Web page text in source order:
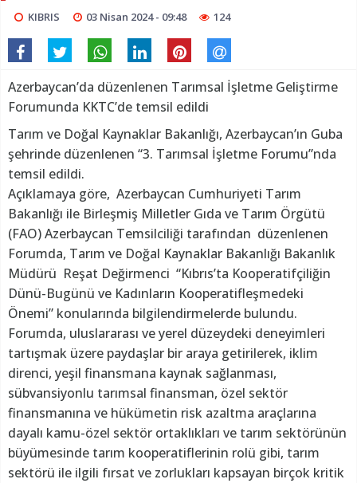
KIBRIS 03 Nisan 2024 - 09:48 124
Azerbaycan’da düzenlenen Tarımsal İşletme Geliştirme
Forumunda KKTC’de temsil edildi
Tarım ve Doğal Kaynaklar Bakanlığı, Azerbaycan’ın Guba
şehrinde düzenlenen “3. Tarımsal İşletme Forumu”nda
temsil edildi.
Açıklamaya göre, Azerbaycan Cumhuriyeti Tarım
Bakanlığı ile Birleşmiş Milletler Gıda ve Tarım Örgütü
(FAO) Azerbaycan Temsilciliği tarafından düzenlenen
Forumda, Tarım ve Doğal Kaynaklar Bakanlığı Bakanlık
Müdürü Reşat Değirmenci “Kıbrıs’ta Kooperatifçiliğin
Dünü-Bugünü ve Kadınların Kooperatifleşmedeki
Önemi” konularında bilgilendirmelerde bulundu.
Forumda, uluslararası ve yerel düzeydeki deneyimleri
tartışmak üzere paydaşlar bir araya getirilerek, iklim
direnci, yeşil finansmana kaynak sağlanması,
sübvansiyonlu tarımsal finansman, özel sektör
finansmanına ve hükümetin risk azaltma araçlarına
dayalı kamu-özel sektör ortaklıkları ve tarım sektörünün
büyümesinde tarım kooperatiflerinin rolü gibi, tarım
sektörü ile ilgili fırsat ve zorlukları kapsayan birçok kritik